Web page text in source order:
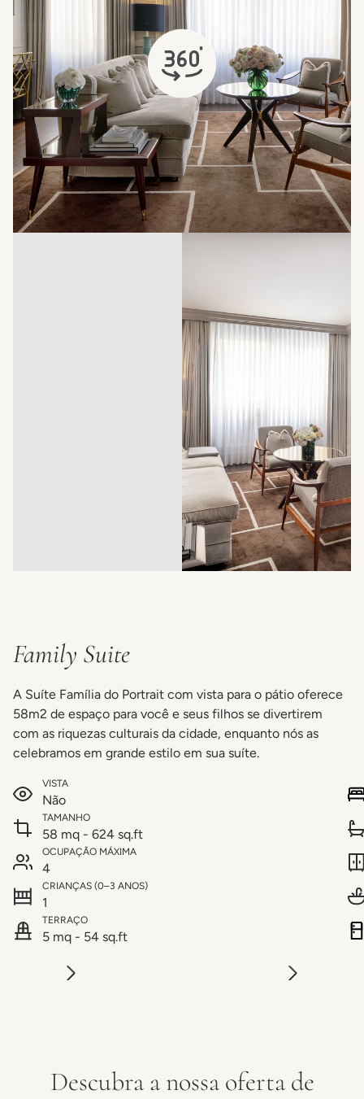
Family Suite
A Suíte Família do Portrait com vista para o pátio oferece
58m2 de espaço para você e seus filhos se divertirem
com as riquezas culturais da cidade, enquanto nós as
celebramos em grande estilo em sua suíte.
VISTA
Não
TAMANHO
58 mq - 624 sq.ft
OCUPAÇÃO MÁXIMA
4
CRIANÇAS (0–3 ANOS)
1
TERRAÇO
5 mq - 54 sq.ft
Descubra a nossa oferta de